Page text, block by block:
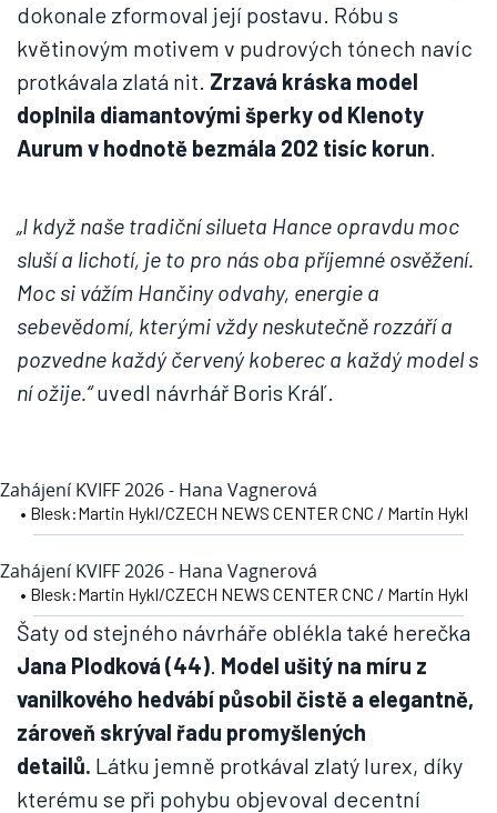
dokonale zformoval její postavu. Róbu s
květinovým motivem v pudrových tónech navíc
protkávala zlatá nit. Zrzavá kráska model
doplnila diamantovými šperky od Klenoty
Aurum v hodnotě bezmála 202 tisíc korun.
„I když naše tradiční silueta Hance opravdu moc
sluší a lichotí, je to pro nás oba příjemné osvěžení.
Moc si vážím Hančiny odvahy, energie a
sebevědomí, kterými vždy neskutečně rozzáří a
pozvedne každý červený koberec a každý model s
ní ožije.“uvedl návrhář Boris Kráľ.
Zahájení KVIFF 2026 - Hana Vagnerová
• Blesk:Martin Hykl/CZECH NEWS CENTER CNC / Martin Hykl
Zahájení KVIFF 2026 - Hana Vagnerová
• Blesk:Martin Hykl/CZECH NEWS CENTER CNC / Martin Hykl
Šaty od stejného návrháře oblékla také herečka
Jana Plodková (44). Model ušitý na míru z
vanilkového hedvábí působil čistě a elegantně,
zároveň skrýval řadu promyšlených
detailů. Látku jemně protkával zlatý lurex, díky
kterému se při pohybu objevoval decentní